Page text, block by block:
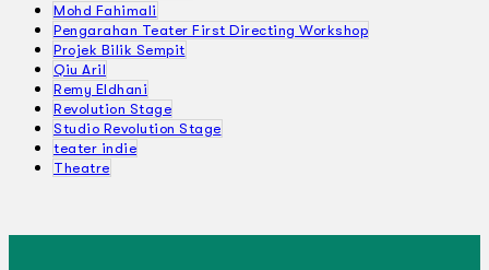
Mohd Fahimali
Pengarahan Teater First Directing Workshop
Projek Bilik Sempit
Qiu Aril
Remy Eldhani
Revolution Stage
Studio Revolution Stage
teater indie
Theatre